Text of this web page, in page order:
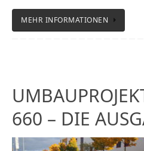
MEHR INFORMATIONEN
660 – DIE